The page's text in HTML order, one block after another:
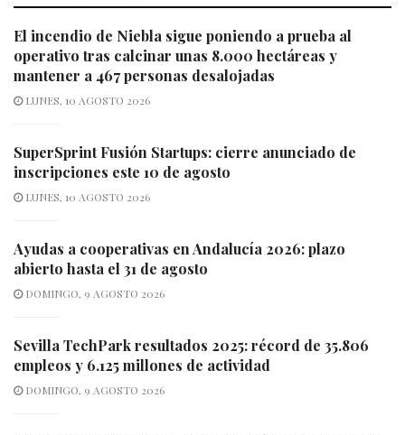
El incendio de Niebla sigue poniendo a prueba al
operativo tras calcinar unas 8.000 hectáreas y
mantener a 467 personas desalojadas
LUNES, 10 AGOSTO 2026
SuperSprint Fusión Startups: cierre anunciado de
inscripciones este 10 de agosto
LUNES, 10 AGOSTO 2026
Ayudas a cooperativas en Andalucía 2026: plazo
abierto hasta el 31 de agosto
DOMINGO, 9 AGOSTO 2026
Sevilla TechPark resultados 2025: récord de 35.806
empleos y 6.125 millones de actividad
DOMINGO, 9 AGOSTO 2026